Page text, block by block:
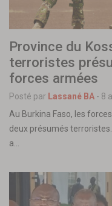
Province du
terroristes
forces armées
Posté par Lassané BA - 8
Au Burkina Faso, les
deux présumés
a…